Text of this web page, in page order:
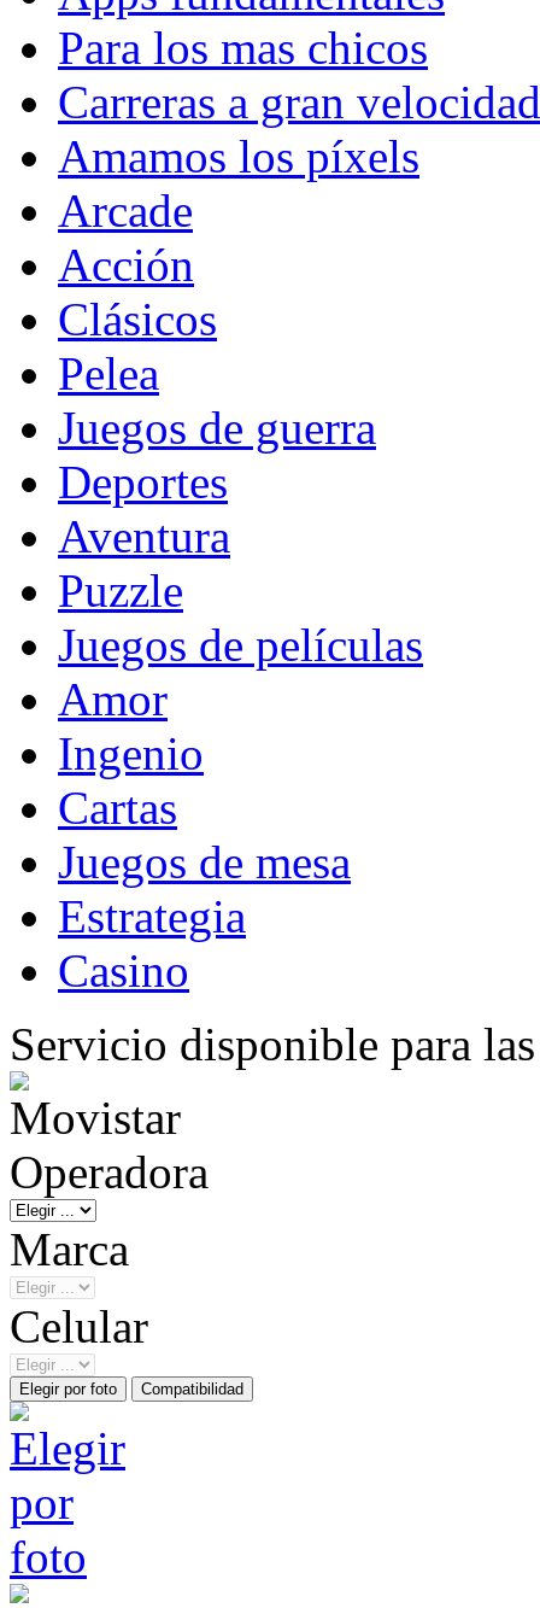
Para los mas chicos
Carreras a gran velocidad
Amamos los píxels
Arcade
Acción
Clásicos
Pelea
Juegos de guerra
Deportes
Aventura
Puzzle
Juegos de películas
Amor
Ingenio
Cartas
Juegos de mesa
Estrategia
Casino
Servicio disponible para
Operadora
Marca
Celular